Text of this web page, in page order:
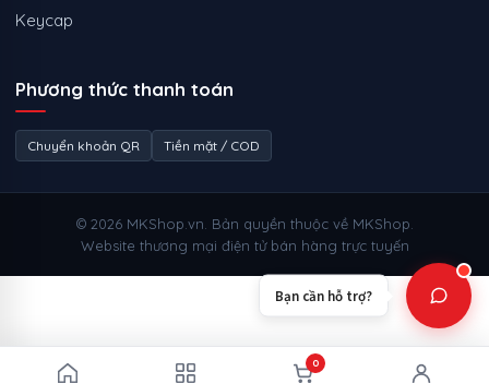
Keycap
Phương thức thanh toán
Chuyển khoản QR Tiền mặt / COD
© 2026 MKShop.vn. Bản quyền thuộc về MKShop.
Website thương mại điện tử bán hàng trực tuyến
0
Bạn cần hỗ trợ?